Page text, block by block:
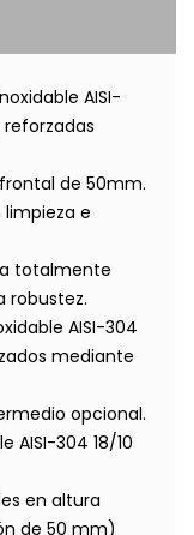
AISI-
de 50mm.
e
totalmente
robustez.
AISI-304
mediante
opcional.
AISI-304 18/10
en altura
de 50 mm)